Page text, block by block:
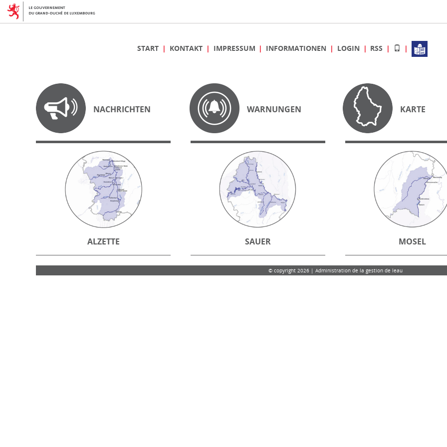
START KONTAKT IMPRESSUM INFORMATIONEN LOGIN RSS
NACHRICHTEN WARNUNGEN KARTE
ALZETTE SAUER MOSEL
© copyright 2026 | Administration de la gestion de leau